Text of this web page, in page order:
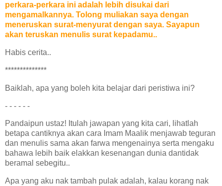
perkara-perkara ini adalah lebih disukai dari
mengamalkannya. Tolong muliakan saya dengan
meneruskan surat-menyurat dengan saya. Sayapun
akan teruskan menulis surat kepadamu..
Habis cerita..
**************
Baiklah, apa yang boleh kita belajar dari peristiwa ini?
- - - - - -
Pandaipun ustaz! Itulah jawapan yang kita cari, lihatlah
betapa cantiknya akan cara Imam Maalik menjawab teguran
dan menulis sama akan farwa mengenainya serta mengaku
bahawa lebih baik elakkan kesenangan dunia dantidak
beramal sebegitu..
Apa yang aku nak tambah pulak adalah, kalau korang nak